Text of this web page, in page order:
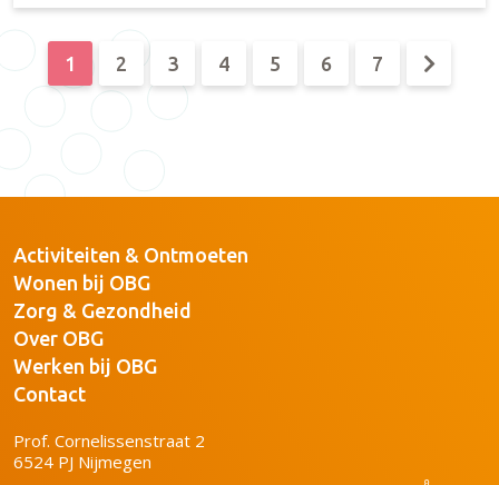
1 2 3 4 5 6 7
Activiteiten & Ontmoeten
Wonen bij OBG
Zorg & Gezondheid
Over OBG
Werken bij OBG
Contact
Prof. Cornelissenstraat 2
6524 PJ Nijmegen